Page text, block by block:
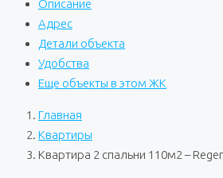
Описание
Адрес
Детали объекта
Удобства
Еще объекты в этом ЖК
Главная
Квартиры
Квартира 2 спальни 110м2 –